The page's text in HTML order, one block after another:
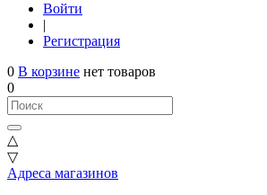
Войти
|
Регистрация
0 В корзине нет товаров
0
△
▽
Адреса магазинов